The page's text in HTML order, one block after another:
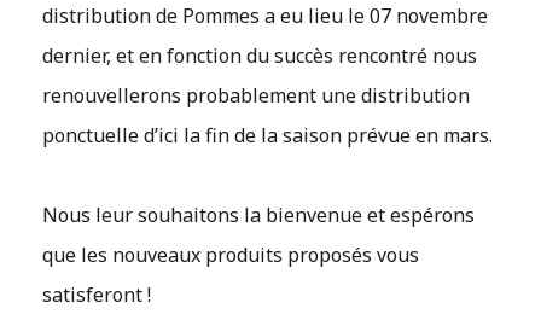
distribution de Pommes a eu lieu le 07 novembre
dernier, et en fonction du succès rencontré nous
renouvellerons probablement une distribution
ponctuelle d’ici la fin de la saison prévue en mars.
Nous leur souhaitons la bienvenue et espérons
que les nouveaux produits proposés vous
satisferont !